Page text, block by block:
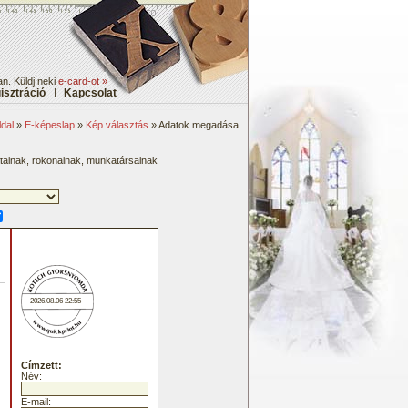
Küldj nekie-card-ot »
| Kapcsolat
» E-képeslap » Kép választás » Adatok megadása
rokonainak, munkatársainak
2026.08.06 22:55
Címzett:
Név:
E-mail: